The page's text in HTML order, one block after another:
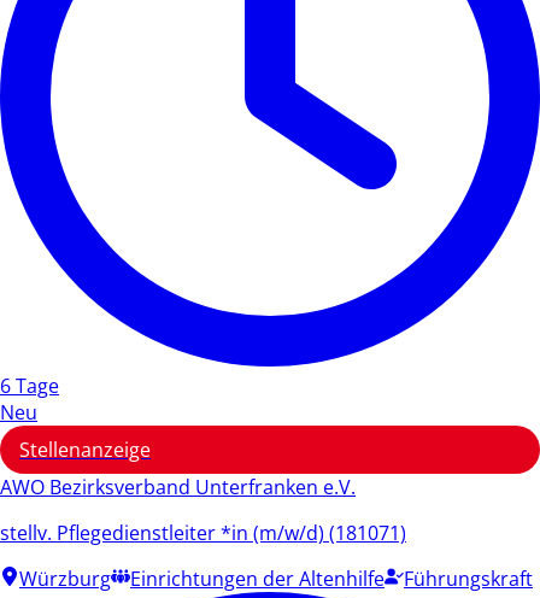
6 Tage
Neu
Stellenanzeige
AWO Bezirksverband Unterfranken e.V.
stellv. Pflegedienstleiter *in (m/w/d) (181071)
Würzburg
Einrichtungen der Altenhilfe Führungskraft